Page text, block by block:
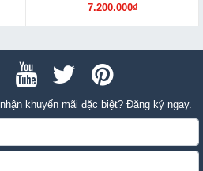
7.200.000₫
khuyến mãi đặc biệt? Đăng ký ngay.